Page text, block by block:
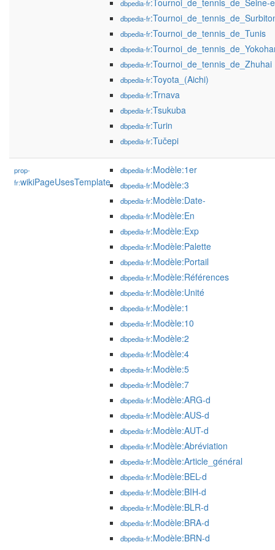
dbpedia-fr:Tournoi_de_tennis_de_Seine-
dbpedia-fr
dbpedia-fr:Tournoi_de_tennis_de_Tunis
dbpedia-fr
dbpedia-fr:Tournoi_de_tennis_de_Zhuhai
dbpedia-fr:Toyota_(Aichi)
dbpedia-fr:Trnava
dbpedia-fr:Tsukuba
dbpedia-fr:Turin
dbpedia-fr:Tučepi
prop-
fr:wikiPageUsesTemplate
dbpedia-fr:Modèle:1er
dbpedia-fr:Modèle:3
dbpedia-fr:Modèle:Date-
dbpedia-fr:Modèle:En
dbpedia-fr:Modèle:Exp
dbpedia-fr:Modèle:Palette
dbpedia-fr:Modèle:Portail
dbpedia-fr:Modèle:Références
dbpedia-fr:Modèle:Unité
dbpedia-fr:Modèle:1
dbpedia-fr:Modèle:10
dbpedia-fr:Modèle:2
dbpedia-fr:Modèle:4
dbpedia-fr:Modèle:5
dbpedia-fr:Modèle:7
dbpedia-fr:Modèle:ARG-d
dbpedia-fr:Modèle:AUS-d
dbpedia-fr:Modèle:AUT-d
dbpedia-fr:Modèle:Abréviation
dbpedia-fr:Modèle:Article_général
dbpedia-fr:Modèle:BEL-d
dbpedia-fr:Modèle:BIH-d
dbpedia-fr:Modèle:BLR-d
dbpedia-fr:Modèle:BRA-d
dbpedia-fr:Modèle:BRN-d